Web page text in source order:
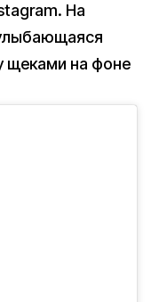
На
щеками на фоне